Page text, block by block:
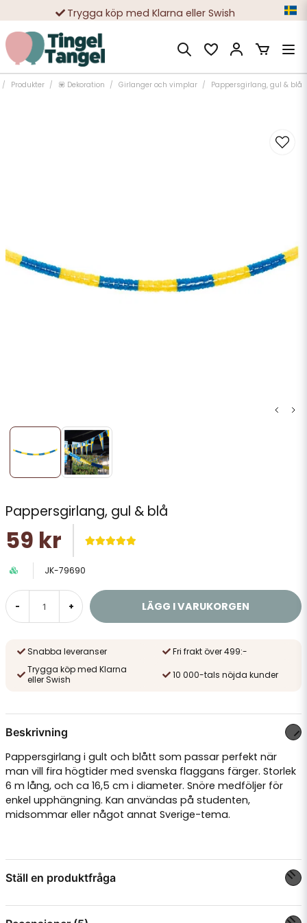
Trygga köp med Klarna eller Swish
10 000-tals nöjda kunder
Produkter 💟 Dekoration Girlanger och vimplar Pappersgirlang, gul & blå
Pappersgirlang, gul & blå
59 kr
JK-79690
- + LÄGG I VARUKORGEN
Snabba leveranser
Fri frakt över 499:-
Trygga köp med Klarna
eller Swish
10 000-tals nöjda kunder
Beskrivning
Pappersgirlang i gult och blått som passar perfekt när
man vill fira högtider med svenska flaggans färger. Storlek
6 m lång, och ca 16,5 cm i diameter. Snöre medföljer för
enkel upphängning. Kan användas på studenten,
midsommar eller något annat Sverige-tema.
Ställ en produktfråga
Fråga oss något om denna produkten...